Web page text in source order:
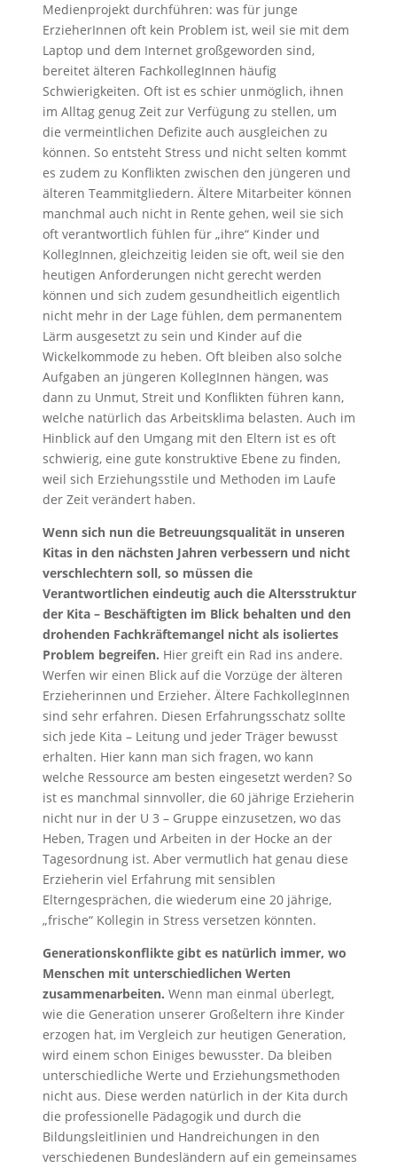
Medienprojekt durchführen: was für junge
ErzieherInnen oft kein Problem ist, weil sie mit dem
Laptop und dem Internet großgeworden sind,
bereitet älteren FachkollegInnen häufig
Schwierigkeiten. Oft ist es schier unmöglich, ihnen
im Alltag genug Zeit zur Verfügung zu stellen, um
die vermeintlichen Defizite auch ausgleichen zu
können. So entsteht Stress und nicht selten kommt
es zudem zu Konflikten zwischen den jüngeren und
älteren Teammitgliedern. Ältere Mitarbeiter können
manchmal auch nicht in Rente gehen, weil sie sich
oft verantwortlich fühlen für „ihre“ Kinder und
KollegInnen, gleichzeitig leiden sie oft, weil sie den
heutigen Anforderungen nicht gerecht werden
können und sich zudem gesundheitlich eigentlich
nicht mehr in der Lage fühlen, dem permanentem
Lärm ausgesetzt zu sein und Kinder auf die
Wickelkommode zu heben. Oft bleiben also solche
Aufgaben an jüngeren KollegInnen hängen, was
dann zu Unmut, Streit und Konflikten führen kann,
welche natürlich das Arbeitsklima belasten. Auch im
Hinblick auf den Umgang mit den Eltern ist es oft
schwierig, eine gute konstruktive Ebene zu finden,
weil sich Erziehungsstile und Methoden im Laufe
der Zeit verändert haben.
Wenn sich nun die Betreuungsqualität in unseren
Kitas in den nächsten Jahren verbessern und nicht
verschlechtern soll, so müssen die
Verantwortlichen eindeutig auch die Altersstruktur
der Kita – Beschäftigten im Blick behalten und den
drohenden Fachkräftemangel nicht als isoliertes
Problem begreifen. Hier greift ein Rad ins andere.
Werfen wir einen Blick auf die Vorzüge der älteren
Erzieherinnen und Erzieher. Ältere FachkollegInnen
sind sehr erfahren. Diesen Erfahrungsschatz sollte
sich jede Kita – Leitung und jeder Träger bewusst
erhalten. Hier kann man sich fragen, wo kann
welche Ressource am besten eingesetzt werden? So
ist es manchmal sinnvoller, die 60 jährige Erzieherin
nicht nur in der U 3 – Gruppe einzusetzen, wo das
Heben, Tragen und Arbeiten in der Hocke an der
Tagesordnung ist. Aber vermutlich hat genau diese
Erzieherin viel Erfahrung mit sensiblen
Elterngesprächen, die wiederum eine 20 jährige,
„frische“ Kollegin in Stress versetzen könnten.
Generationskonflikte gibt es natürlich immer, wo
Menschen mit unterschiedlichen Werten
zusammenarbeiten. Wenn man einmal überlegt,
wie die Generation unserer Großeltern ihre Kinder
erzogen hat, im Vergleich zur heutigen Generation,
wird einem schon Einiges bewusster. Da bleiben
unterschiedliche Werte und Erziehungsmethoden
nicht aus. Diese werden natürlich in der Kita durch
die professionelle Pädagogik und durch die
Bildungsleitlinien und Handreichungen in den
verschiedenen Bundesländern auf ein gemeinsames